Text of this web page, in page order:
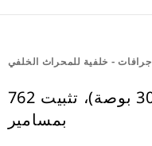
جرافات - خلفية للمحراث الخلفي
762 مم (30 بوصة)، تثبيت
بمسامير